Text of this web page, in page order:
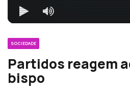
SOCIEDADE
Partidos reagem
bispo